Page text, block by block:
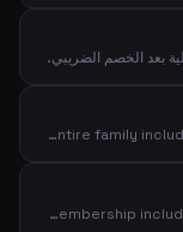
بعد الخصم الضريبي.
احسب the total cost of mobile plans for your entire family including adults and children.
احسب the total cost of your gym membership including binding period and setup fees.